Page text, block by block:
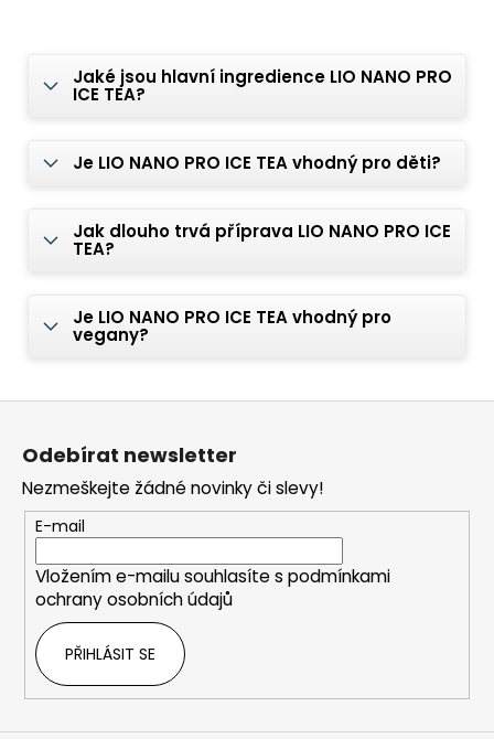
Jaké jsou hlavní ingredience LIO NANO PRO
ICE TEA?
Je LIO NANO PRO ICE TEA vhodný pro děti?
Jak dlouho trvá příprava LIO NANO PRO ICE
TEA?
Je LIO NANO PRO ICE TEA vhodný pro
vegany?
Z
Odebírat newsletter
Nezmeškejte žádné novinky či slevy!
E-mail
Vložením e-mailu souhlasíte s podmínkami
ochrany osobních údajů
PŘIHLÁSIT SE